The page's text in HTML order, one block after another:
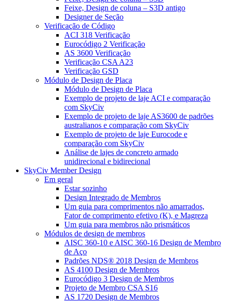
Feixe, Design de coluna – S3D antigo
Designer de Seção
Verificação de Código
ACI 318 Verificação
Eurocódigo 2 Verificação
AS 3600 Verificação
Verificação CSA A23
Verificação GSD
Módulo de Design de Placa
Módulo de Design de Placa
Exemplo de projeto de laje ACI e comparação
com SkyCiv
Exemplo de projeto de laje AS3600 de padrões
australianos e comparação com SkyCiv
Exemplo de projeto de laje Eurocode e
comparação com SkyCiv
Análise de lajes de concreto armado
unidirecional e bidirecional
SkyCiv Member Design
Em geral
Estar sozinho
Design Integrado de Membros
Um guia para comprimentos não amarrados,
Fator de comprimento efetivo (K), e Magreza
Um guia para membros não prismáticos
Módulos de design de membros
AISC 360-10 e AISC 360-16 Design de Membro
de Aço
Padrões NDS® 2018 Design de Membros
AS 4100 Design de Membros
Eurocódigo 3 Design de Membros
Projeto de Membro CSA S16
AS 1720 Design de Membros